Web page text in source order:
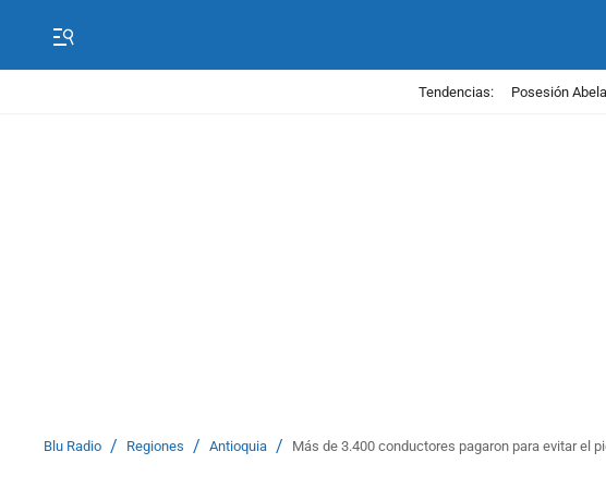
Tendencias: Posesión
Blu Radio / Regiones / Antioquia / Más de 3.400 conductores pagaron para evitar el